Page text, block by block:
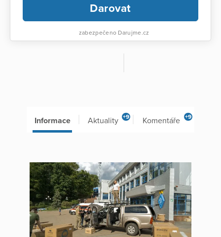
Darovat
zabezpečeno Darujme.cz
Informace Aktuality +9 Komentáře +9